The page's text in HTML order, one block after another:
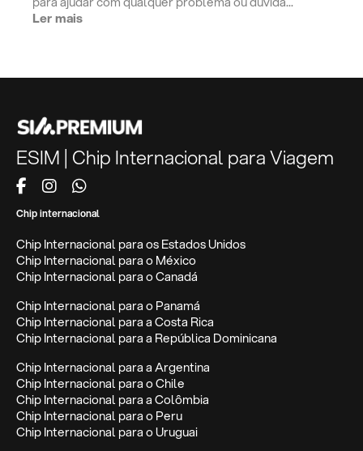
Ler mais
ESIM | Chip Internacional para Viagem
Chip internacional
Chip Internacional para os Estados Unidos
Chip Internacional para o México
Chip Internacional para o Canadá
Chip Internacional para o Panamá
Chip Internacional para a Costa Rica
Chip Internacional para a República Dominicana
Chip Internacional para a Argentina
Chip Internacional para o Chile
Chip Internacional para a Colômbia
Chip Internacional para o Peru
Chip Internacional para o Uruguai